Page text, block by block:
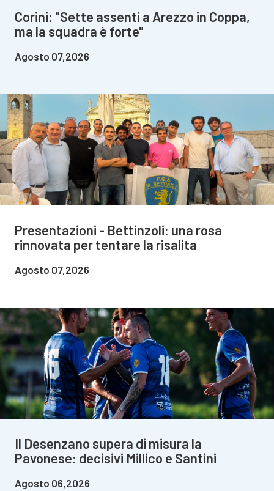
Corini: "Sette assenti a Arezzo in Coppa,
ma la squadra è forte"
Agosto 07,2026
Presentazioni - Bettinzoli: una rosa
rinnovata per tentare la risalita
Agosto 07,2026
Il Desenzano supera di misura la
Pavonese: decisivi Millico e Santini
Agosto 06,2026